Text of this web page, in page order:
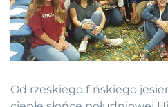
Od rześkiego fińskiego